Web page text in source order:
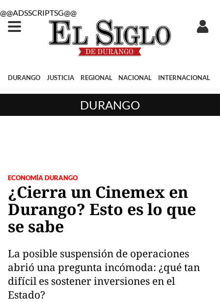
@@ADSSCRIPTSG@@
DURANGO JUSTICIA REGIONAL NACIONAL INTERNACIONAL
DURANGO
ECONOMÍA DURANGO
¿Cierra un Cinemex en
Durango? Esto es lo que
se sabe
La posible suspensión de operaciones
abrió una pregunta incómoda: ¿qué tan
difícil es sostener inversiones en el
Estado?